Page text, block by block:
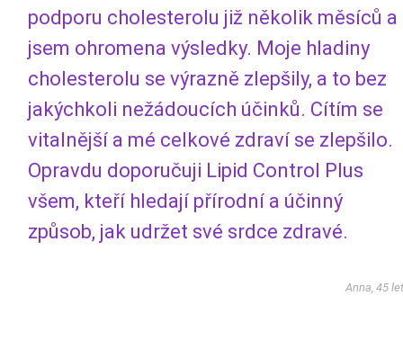
podporu cholesterolu již několik měsíců a
jsem ohromena výsledky. Moje hladiny
cholesterolu se výrazně zlepšily, a to bez
jakýchkoli nežádoucích účinků. Cítím se
vitalnější a mé celkové zdraví se zlepšilo.
Opravdu doporučuji Lipid Control Plus
všem, kteří hledají přírodní a účinný
způsob, jak udržet své srdce zdravé.
Anna, 45 let